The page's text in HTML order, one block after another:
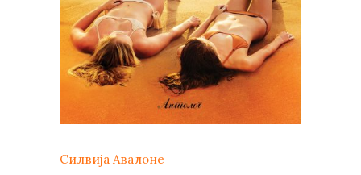
Силвија Авалоне